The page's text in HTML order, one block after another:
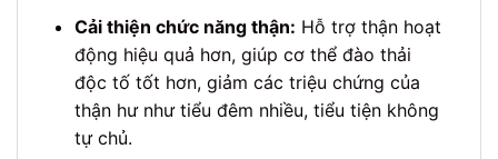
Cải thiện chức năng thận: Hỗ trợ thận hoạt
động hiệu quả hơn, giúp cơ thể đào thải
độc tố tốt hơn, giảm các triệu chứng của
thận hư như tiểu đêm nhiều, tiểu tiện không
tự chủ.